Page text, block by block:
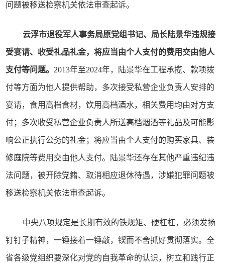
问题被移送检察机关依法审查起诉。
云浮市退役军人事务局原党组书记、局长陆景华违规接
受宴请、收受礼品礼金，将应当由个人支付的费用交由他人
支付等问题。 2013年至2024年，陆景华在工程承揽、款项拨
付等方面为他人提供帮助，多次接受私营企业负责人安排的
宴请，食用高档食材，饮用高档酒水，相关费用均由对方支
付；多次收受私营企业负责人所送高档烟酒等礼品及可能影
响公正执行公务的礼金；将应当由个人支付的购买家具、装
修庭院等费用交由他人支付。陆景华还存在其他严重违纪违
法问题，被开除党籍、取消相应退休待遇，涉嫌犯罪问题被
移送检察机关依法审查起诉。
中央八项规定是长期有效的铁规矩、硬杠杠，必须发扬
钉钉子精神，一锤接着一锤敲，锲而不舍抓好贯彻落实。全
省各级党组织要深化对党的自我革命的认识，树立和践行正